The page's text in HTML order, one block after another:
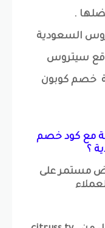
.
السعودية
سيتروس
خصم كوبون
مع كود خصم
؟
مستمر على